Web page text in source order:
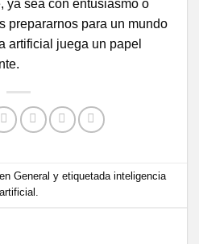
ya sea con entusiasmo o
prepararnos para un mundo
artificial juega un papel
General y etiquetada inteligencia
artificial .